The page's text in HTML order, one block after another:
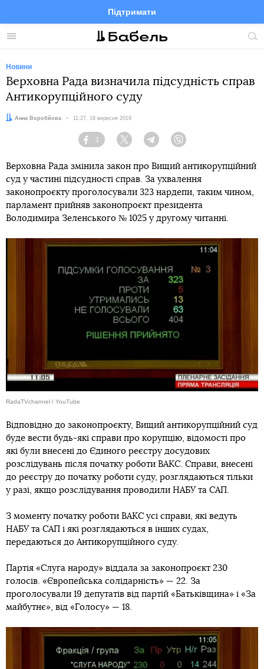
Меню
Підтримати
FacebookTelegramTwitter
Новини
Верховна Рада визначила підсудність справ
Антикорупційного суду
Автор:
Анна Воробйова Дата:
11:27, 18 вересня 2019
Facebook
1
Twitter TelegramViber
Верховна Рада змінила закон про Вищий антикорупційний
суд у частині підсудності справ. За ухвалення
законопроєкту проголосували 323 нардепи, таким чином,
парламент прийняв законопроєкт президента
Володимира Зеленського № 1025 у другому читанні.
RadaTVchannel / YouTube
Відповідно до законопроєкту, Вищий антикорупційний суд
буде вести будь-які справи про корупцію, відомості про
які були внесені до Єдиного реєстру досудових
розслідувань після початку роботи ВАКС. Справи, внесені
до реєстру до початку роботи суду, розглядаються тільки
у разі, якщо розслідування проводили НАБУ та САП.
З моменту початку роботи ВАКС усі справи, які ведуть
НАБУ та САП і які розглядаються в інших судах,
передаються до Антикорупційного суду.
Партія «Слуга народу» віддала за законопроєкт 230
голосів. «Європейська солідарність» — 22. За
проголосували 19 депутатів від партій «Батьківщина» і «За
майбутнє», від «Голосу» — 18.